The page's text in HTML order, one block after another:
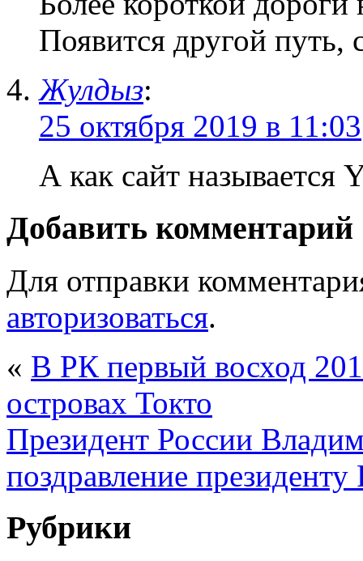
Появится другой путь,
Жулдыз:
25 октября 2019 в 11:03
А как сайт называется
Добавить комментарий
Для отправки
авторизоваться.
« В РК первый восход
островах Токто
Президент России
поздравление
Рубрики